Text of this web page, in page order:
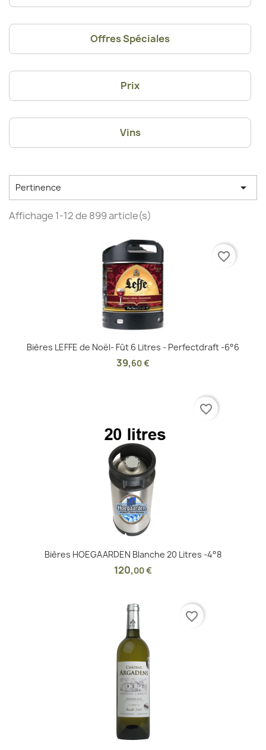
Offres Spéciales
Prix
Vins
Pertinence 
Affichage 1-12 de 899 article(s)
Bières LEFFE de Noël- Fût 6 Litres - Perfectdraft -6°6
39,60 €
favorite_border
Bières HOEGAARDEN Blanche 20 Litres -4°8
120,00 €
favorite_border
favorite_border